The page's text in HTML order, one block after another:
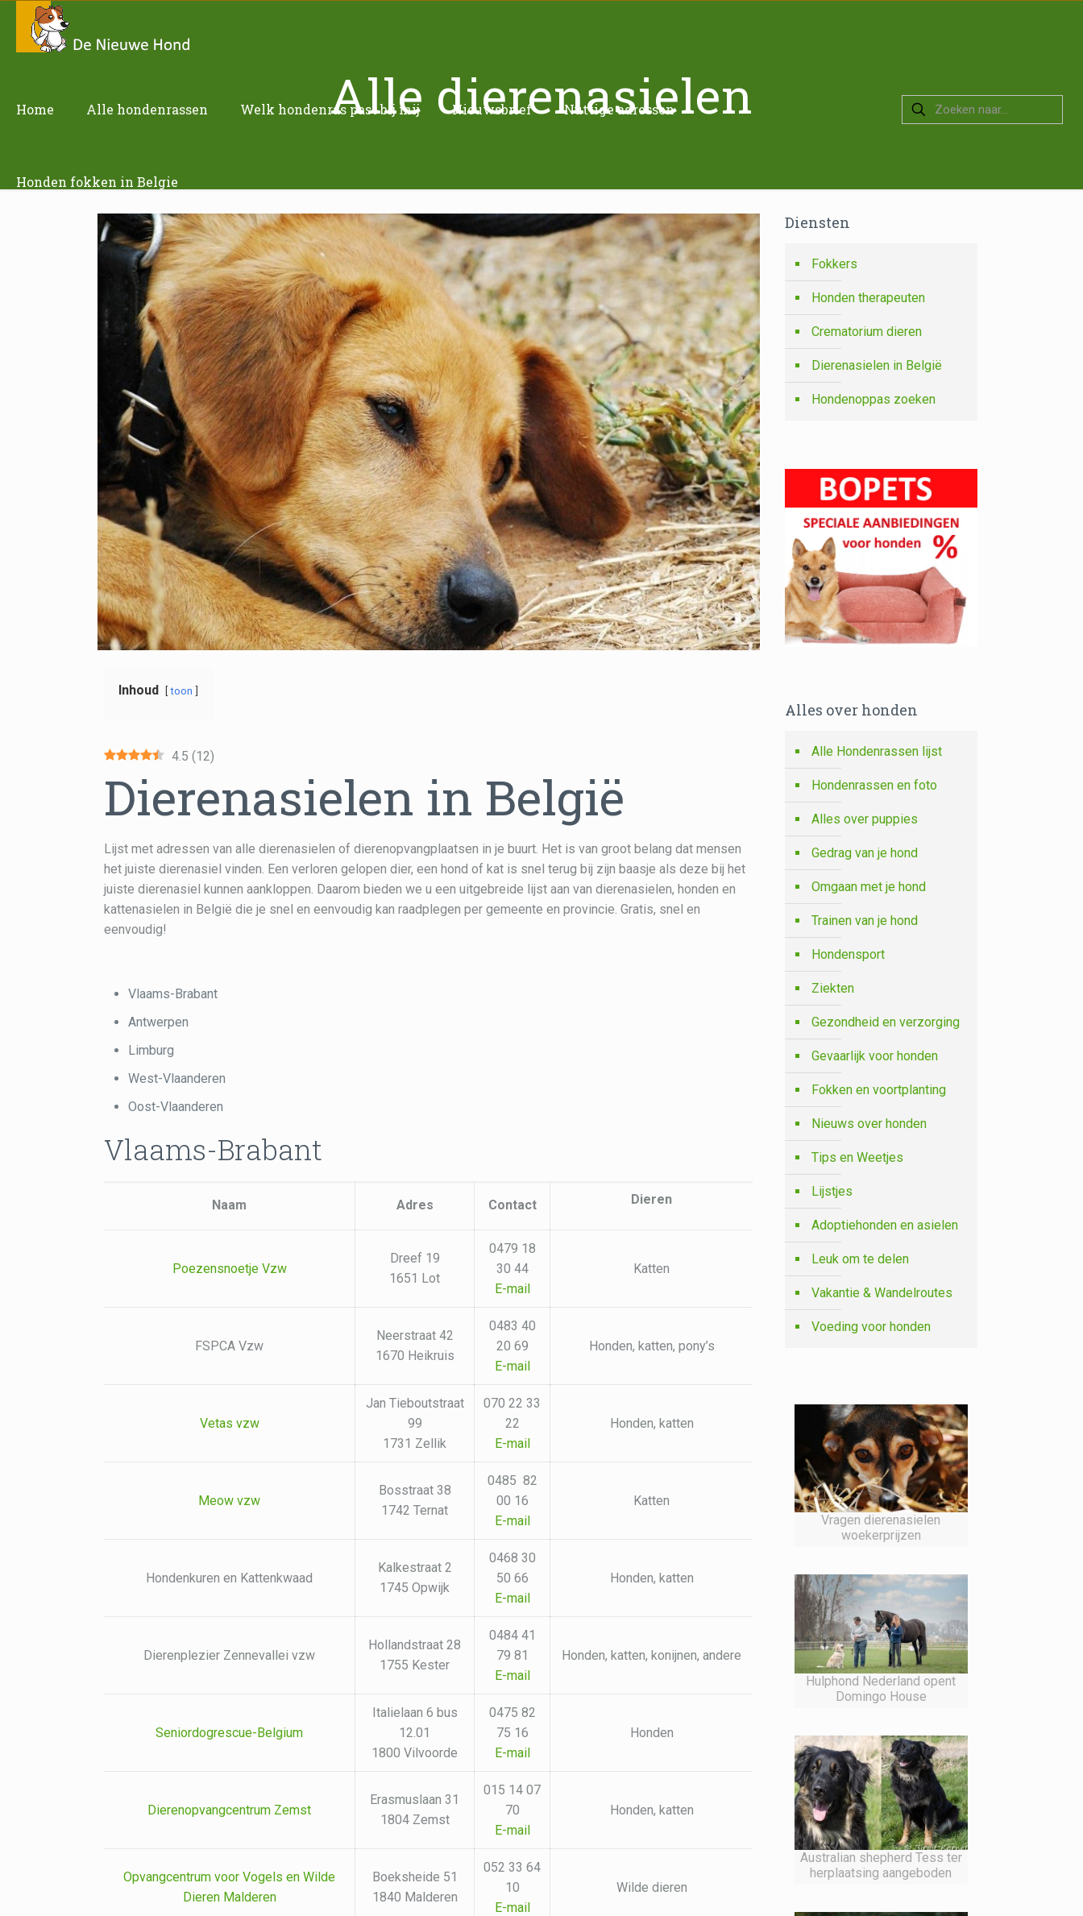
Home Alle hondenrassen Welk hondenras past bij mij Nieuwsbrief Nuttige adressen
Honden fokken in Belgie
Alle dierenasielen
Inhoud toon
4.5 (12)
Dierenasielen in België
Lijst met adressen van alle dierenasielen of dierenopvangplaatsen in je buurt. Het is van groot belang dat mensen
het juiste dierenasiel vinden. Een verloren gelopen dier, een hond of kat is snel terug bij zijn baasje als deze bij het
juiste dierenasiel kunnen aankloppen. Daarom bieden we u een uitgebreide lijst aan van dierenasielen, honden en
kattenasielen in België die je snel en eenvoudig kan raadplegen per gemeente en provincie. Gratis, snel en
eenvoudig!
Vlaams-Brabant
Antwerpen
Limburg
West-Vlaanderen
Oost-Vlaanderen
Vlaams-Brabant
Naam Adres Contact Dieren
Poezensnoetje Vzw
Dreef 19
1651 Lot
0479 18
30 44
E-mail
Katten
FSPCA Vzw
Neerstraat 42
1670 Heikruis
0483 40
20 69
E-mail
Honden, katten, pony’s
Vetas vzw
Jan Tieboutstraat
99
1731 Zellik
070 22 33
22
E-mail
Honden, katten
Meow vzw
Bosstraat 38
1742 Ternat
0485 82
00 16
E-mail
Katten
Hondenkuren en Kattenkwaad
Kalkestraat 2
1745 Opwijk
0468 30
50 66
E-mail
Honden, katten
Dierenplezier Zennevallei vzw
Hollandstraat 28
1755 Kester
0484 41
79 81
E-mail
Honden, katten, konijnen, andere
Seniordogrescue-Belgium
Italielaan 6 bus
12.01
1800 Vilvoorde
0475 82
75 16
E-mail
Honden
Dierenopvangcentrum Zemst
Erasmuslaan 31
1804 Zemst
015 14 07
70
E-mail
Honden, katten
Opvangcentrum voor Vogels en Wilde
Dieren Malderen
Boeksheide 51
1840 Malderen
052 33 64
10
E-mail
Wilde dieren
Diensten
Fokkers
Honden therapeuten
Crematorium dieren
Dierenasielen in België
Hondenoppas zoeken
Alles over honden
Alle Hondenrassen lijst
Hondenrassen en foto
Alles over puppies
Gedrag van je hond
Omgaan met je hond
Trainen van je hond
Hondensport
Ziekten
Gezondheid en verzorging
Gevaarlijk voor honden
Fokken en voortplanting
Nieuws over honden
Tips en Weetjes
Lijstjes
Adoptiehonden en asielen
Leuk om te delen
Vakantie & Wandelroutes
Voeding voor honden
Vragen dierenasielen
woekerprijzen
Hulphond Nederland opent
Domingo House
Australian shepherd Tess ter
herplaatsing aangeboden